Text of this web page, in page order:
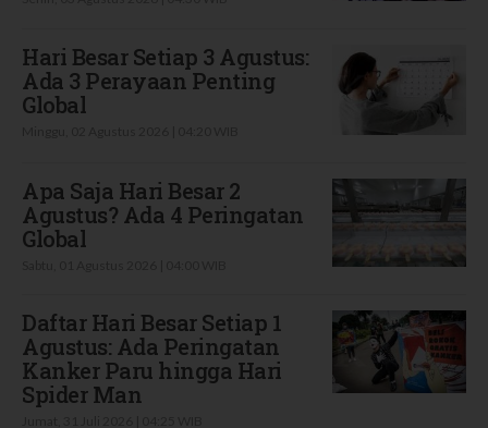
Hari Besar Setiap 3 Agustus:
Ada 3 Perayaan Penting
Global
Apa Saja Hari Besar 2
Agustus? Ada 4 Peringatan
Global
Daftar Hari Besar Setiap 1
Agustus: Ada Peringatan
Kanker Paru hingga Hari
Spider Man